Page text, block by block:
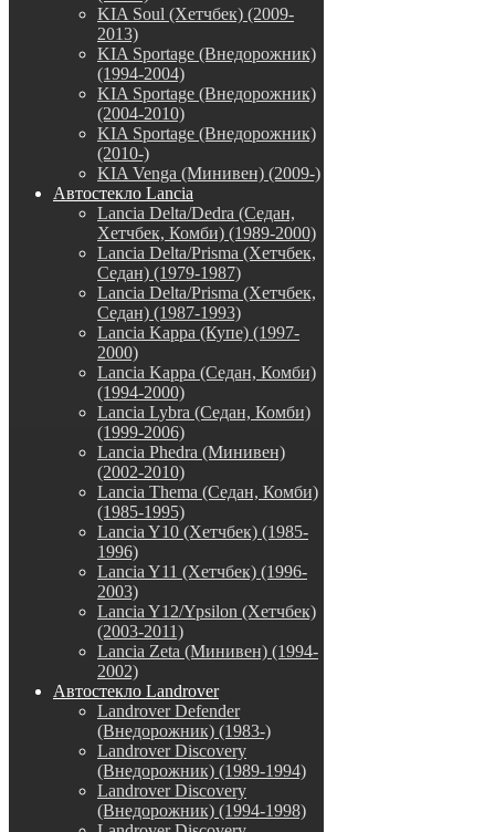
KIA Soul (Хетчбек) (2009-
2013)
KIA Sportage (Внедорожник)
(1994-2004)
KIA Sportage (Внедорожник)
(2004-2010)
KIA Sportage (Внедорожник)
(2010-)
KIA Venga (Минивен) (2009-)
Автостекло Lancia
Lancia Delta/Dedra (Седан,
Хетчбек, Комби) (1989-2000)
Lancia Delta/Prisma (Хетчбек,
Седан) (1979-1987)
Lancia Delta/Prisma (Хетчбек,
Седан) (1987-1993)
Lancia Kappa (Купе) (1997-
2000)
Lancia Kappa (Седан, Комби)
(1994-2000)
Lancia Lybra (Седан, Комби)
(1999-2006)
Lancia Phedra (Минивен)
(2002-2010)
Lancia Thema (Седан, Комби)
(1985-1995)
Lancia Y10 (Хетчбек) (1985-
1996)
Lancia Y11 (Хетчбек) (1996-
2003)
Lancia Y12/Ypsilon (Хетчбек)
(2003-2011)
Lancia Zeta (Минивен) (1994-
2002)
Автостекло Landrover
Landrover Defender
(Внедорожник) (1983-)
Landrover Discovery
(Внедорожник) (1989-1994)
Landrover Discovery
(Внедорожник) (1994-1998)